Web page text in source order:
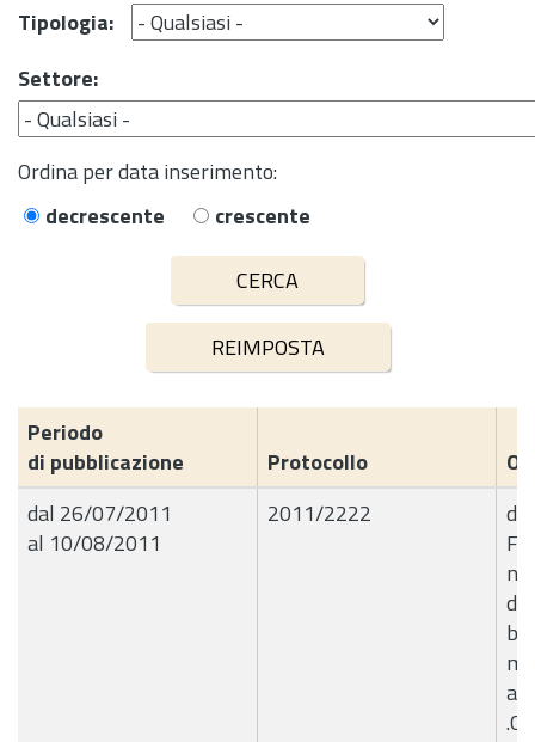
Tipologia:
Settore:
Ordina per data inserimento:
decrescente
crescente
Periodo
di pubblicazione
Protocollo
dal 26/07/2011
al 10/08/2011
2011/2222
di